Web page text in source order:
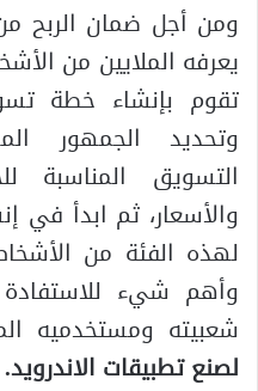
يعرفه الملايين من
تقوم بإنشاء خطة
وتحديد الجمهور
التسويق المناسبة
والأسعار، ثم ابدأ في
لهذه الفئة من
شعبيته ومستخدميه
لصنع تطبيقات الاندرويد.